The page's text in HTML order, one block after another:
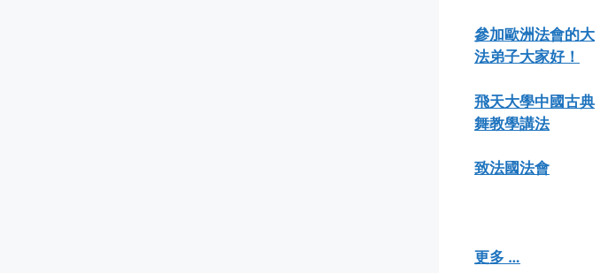
參加歐洲法會的大
法弟子大家好！
飛天大學中國古典
舞教學講法
致法國法會
更多 …